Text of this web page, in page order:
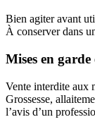
Bien agiter avant
À conserver dans
Mises en
Vente interdite aux
Grossesse,
l’avis d’un